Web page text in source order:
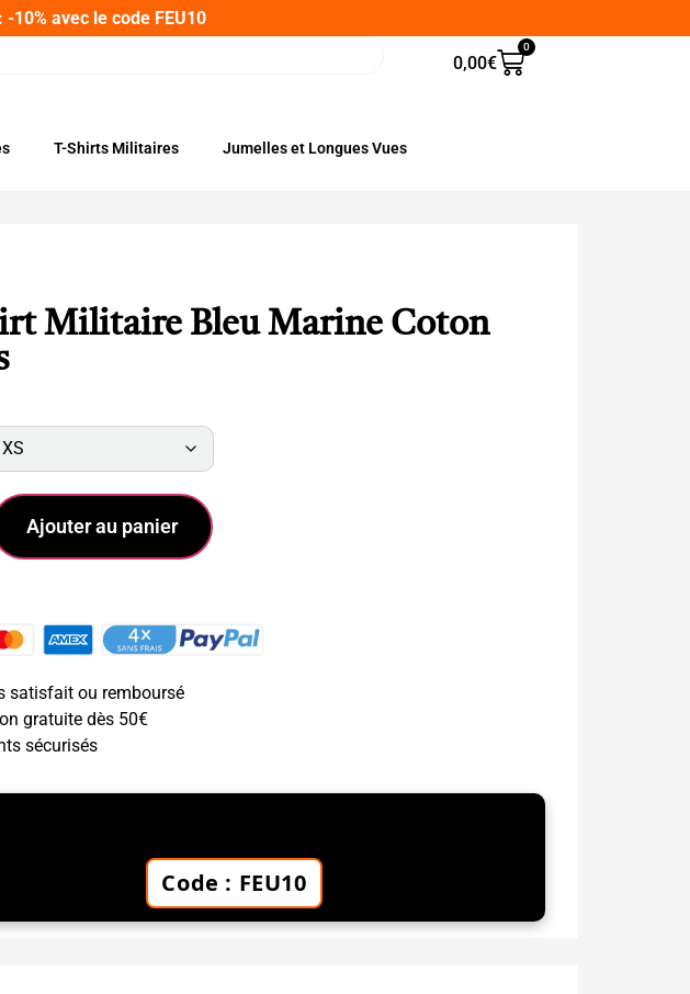
10% avec le code FEU10
0,00€
0
T-Shirts Militaires Jumelles et Longues Vues
Militaire Bleu Marine Coton
Ajouter au panier
satisfait ou remboursé
gratuite dès 50€
sécurisés
Code : FEU10